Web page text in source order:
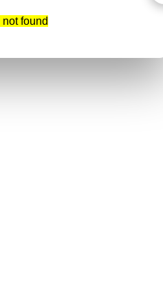
not found